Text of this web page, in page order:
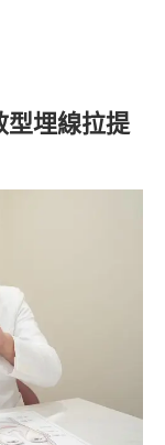
型埋線拉提